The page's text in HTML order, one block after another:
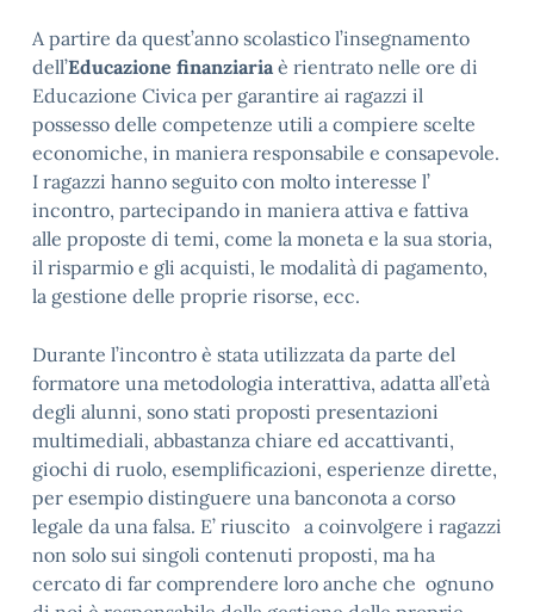
A partire da quest’anno scolastico l’insegnamento
dell’Educazione finanziaria è rientrato nelle ore di
Educazione Civica per garantire ai ragazzi il
possesso delle competenze utili a compiere scelte
economiche, in maniera responsabile e consapevole.
I ragazzi hanno seguito con molto interesse l’
incontro, partecipando in maniera attiva e fattiva
alle proposte di temi, come la moneta e la sua storia,
il risparmio e gli acquisti, le modalità di pagamento,
la gestione delle proprie risorse, ecc.
Durante l’incontro è stata utilizzata da parte del
formatore una metodologia interattiva, adatta all’età
degli alunni, sono stati proposti presentazioni
multimediali, abbastanza chiare ed accattivanti,
giochi di ruolo, esemplificazioni, esperienze dirette,
per esempio distinguere una banconota a corso
legale da una falsa. E’ riuscito a coinvolgere i ragazzi
non solo sui singoli contenuti proposti, ma ha
cercato di far comprendere loro anche che ognuno